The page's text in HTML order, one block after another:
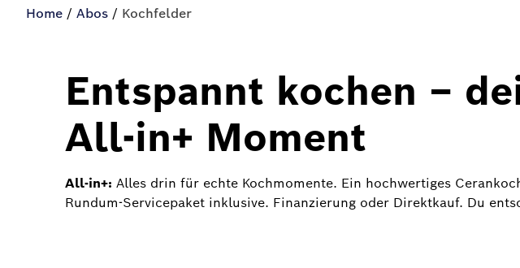
Home / Abos / Kochfelder
Entspannt kochen –
All-in+ Moment
All-in+: Alles drin für echte Kochmomente. Ein hochwertiges
Rundum-Servicepaket inklusive. Finanzierung oder Direktkauf. Du